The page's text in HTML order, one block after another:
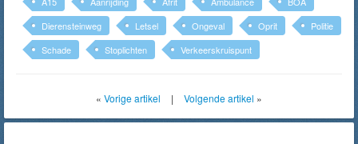
Dierensteinweg
Letsel Ongeval Oprit
Politie
Schade
Stoplichten Verkeerskruispunt
« Vorige artikel | Volgende artikel »